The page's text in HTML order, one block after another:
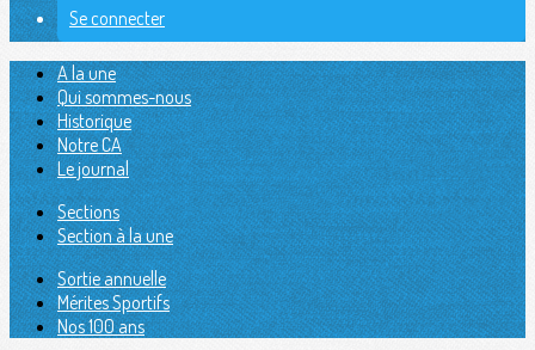
Se connecter
A la une
Qui sommes-nous
Historique
Notre CA
Le journal
Sections
Section à la une
Sortie annuelle
Mérites Sportifs
Nos 100 ans